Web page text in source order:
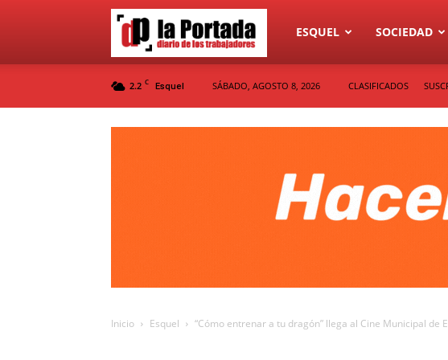
Diario
ESQUEL SOCIEDAD
2.2 C Esquel SÁBADO, AGOSTO 8, 2026 CLASIFICADOS
Inicio Esquel “Cómo entrenar a tu dragón” llega al Cine Municipal de